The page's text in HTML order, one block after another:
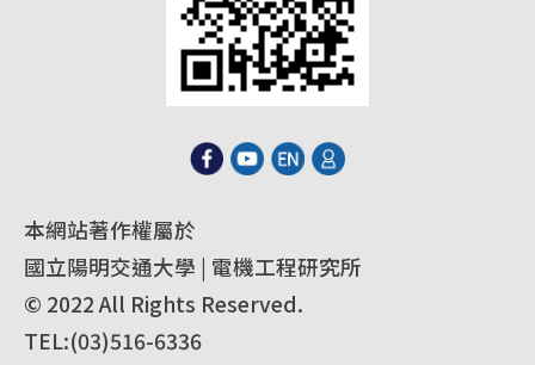
本網站著作權屬於
國立陽明交通大學 | 電機工程研究所
© 2022 All Rights Reserved.
TEL:(03)516-6336